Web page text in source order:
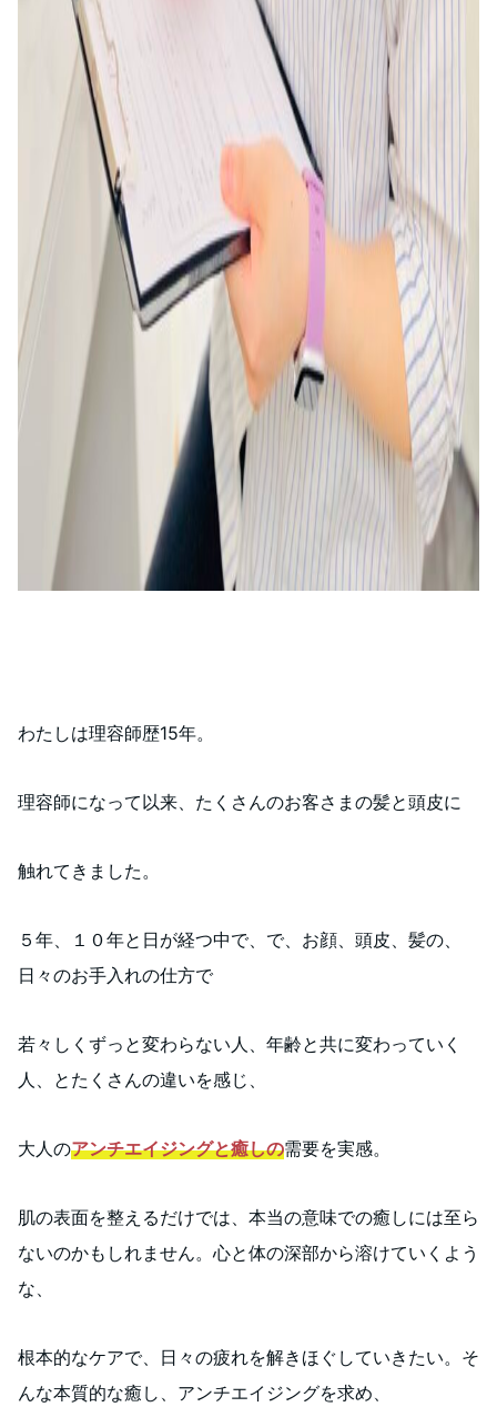
わたしは理容師歴15年。
理容師になって以来、たくさんのお客さまの髪と頭皮に
触れてきました。
５年、１０年と日が経つ中で、で、お顔、頭皮、髪の、
日々のお手入れの仕方で
若々しくずっと変わらない人、年齢と共に変わっていく
人、とたくさんの違いを感じ、
大人のアンチエイジングと癒しの需要を実感。
肌の表面を整えるだけでは、本当の意味での癒しには至ら
ないのかもしれません。心と体の深部から溶けていくよう
な、
根本的なケアで、日々の疲れを解きほぐしていきたい。そ
んな本質的な癒し、アンチエイジングを求め、